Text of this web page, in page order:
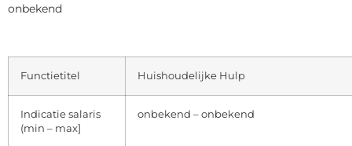
onbekend
Functietitel Huishoudelijke Hulp
Indicatie salaris
(min – max]
onbekend – onbekend